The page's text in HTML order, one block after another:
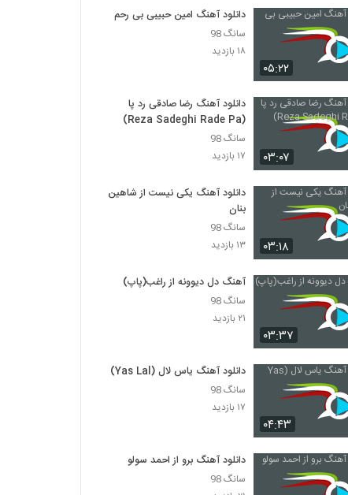
آهنگ ابوذر ماندگار بنام خانومم
۲۸۱ بازدید
دانلود آهنگ جدید و زیبای مندی با نام چه زیبا
۴۲۶ بازدید
آهنگ رضا مهران بنام یکی مثل تو
۲۵۶ بازدید
صادق آتشی آهنگ پیوند آسمانی
۲۲۶ بازدید
سینا نظافت آهنگ باشه قبول
۲۳۰ بازدید
موزیک زیبای لیلی و مجنون از محمد برومندی
موزیک زیبای جایی دیگر از احسان افشاری
۲۴۳ بازدید
دانلود آهنگ دست بردار از ابوالفضل دهستانی
۲۷۴ بازدید
۰۵:۲۲
دانلود آهنگ امین حبیبی بی رحم
سانگ 98
۱۸ بازدید
۰۳:۰۷
دانلود آهنگ رضا صادقی رد پا
(Reza Sadeghi Rade Pa)
سانگ 98
۱۷ بازدید
۰۳:۱۸
دانلود آهنگ یکی نیست از شاهین
بنان
سانگ 98
۱۳ بازدید
۰۳:۳۷
آهنگ دل دیوونه از راغب(پاپ)
سانگ 98
۲۱ بازدید
۰۴:۴۳
دانلود آهنگ یاس لال (Yas Lal)
سانگ 98
۱۷ بازدید
دانلود آهنگ برو از احمد سولو
سانگ 98